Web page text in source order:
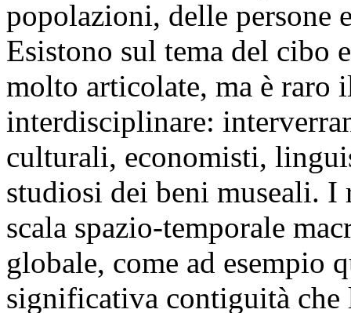
popolazioni, delle persone
Esistono sul tema del cibo
molto articolate, ma è raro
interdisciplinare:
culturali, economisti,
studiosi dei beni museali. I
scala spazio-temporale
globale, come ad esempio
significativa contiguità che